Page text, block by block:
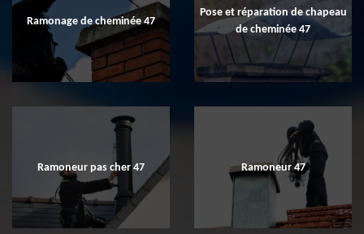
Ramonage de cheminée 47
Pose et réparation de chapeau
de cheminée 47
Ramoneur pas cher 47 Ramoneur 47